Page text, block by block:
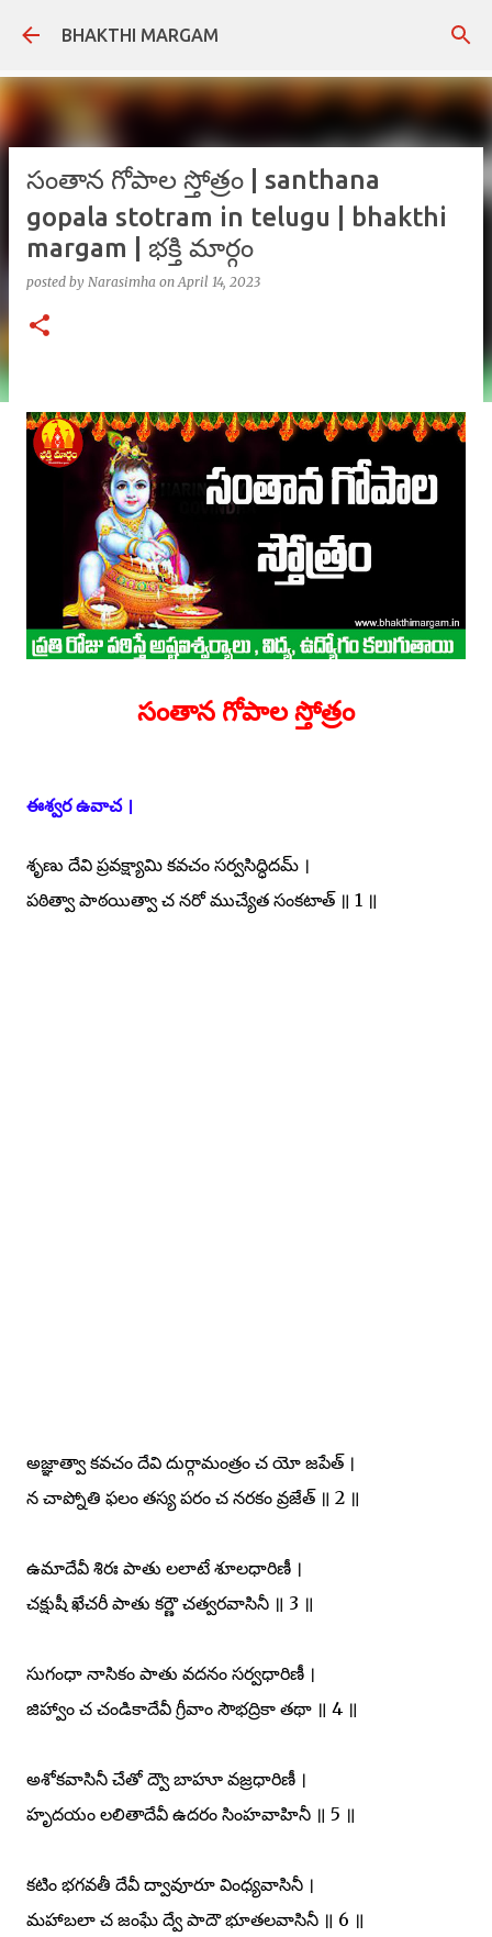
Skip to main content
BHAKTHI MARGAM
సంతాన గోపాల స్తోత్రం | santhana
gopala stotram in telugu | bhakthi
margam | భక్తి మార్గం
posted by Narasimha onApril 14, 2023
సంతాన గోపాల స్తోత్రం
ఈశ్వర ఉవాచ ।
శృణు దేవి ప్రవక్ష్యామి కవచం సర్వసిద్ధిదమ్ ।
పఠిత్వా పాఠయిత్వా చ నరో ముచ్యేత సంకటాత్ ॥ 1 ॥
అజ్ఞాత్వా కవచం దేవి దుర్గామంత్రం చ యో జపేత్ ।
న చాప్నోతి ఫలం తస్య పరం చ నరకం వ్రజేత్ ॥ 2 ॥
ఉమాదేవీ శిరః పాతు లలాటే శూలధారిణీ ।
చక్షుషీ ఖేచరీ పాతు కర్ణౌ చత్వరవాసినీ ॥ 3 ॥
సుగంధా నాసికం పాతు వదనం సర్వధారిణీ ।
జిహ్వాం చ చండికాదేవీ గ్రీవాం సౌభద్రికా తథా ॥ 4 ॥
అశోకవాసినీ చేతో ద్వౌ బాహూ వజ్రధారిణీ ।
హృదయం లలితాదేవీ ఉదరం సింహవాహినీ ॥ 5 ॥
కటిం భగవతీ దేవీ ద్వావూరూ వింధ్యవాసినీ ।
మహాబలా చ జంఘే ద్వే పాదౌ భూతలవాసినీ ॥ 6 ॥